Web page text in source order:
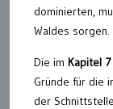
dominierten,
Waldes sorgen.
Die im Kapitel 7
Gründe für die
der